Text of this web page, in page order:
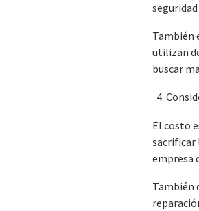
También
utilizan
buscar
El costo
sacrificar
empresa
También